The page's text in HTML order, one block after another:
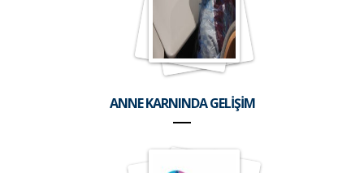
ANNE KARNINDA GELİŞİM